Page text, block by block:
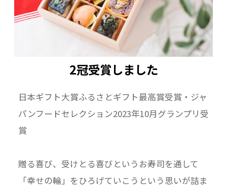
【お届けに関して】
５〜6日後に発送の指定可能
※ご指定がない場合は最短でお届けいたしま
2冠受賞しました
日本ギフト大賞ふるさとギフト最高賞受賞・ジャ
パンフードセレクション2023年10月グランプリ受
賞
贈る喜び、受けとる喜びというお寿司を通して
「幸せの輪」をひろげていこうという思いが詰ま